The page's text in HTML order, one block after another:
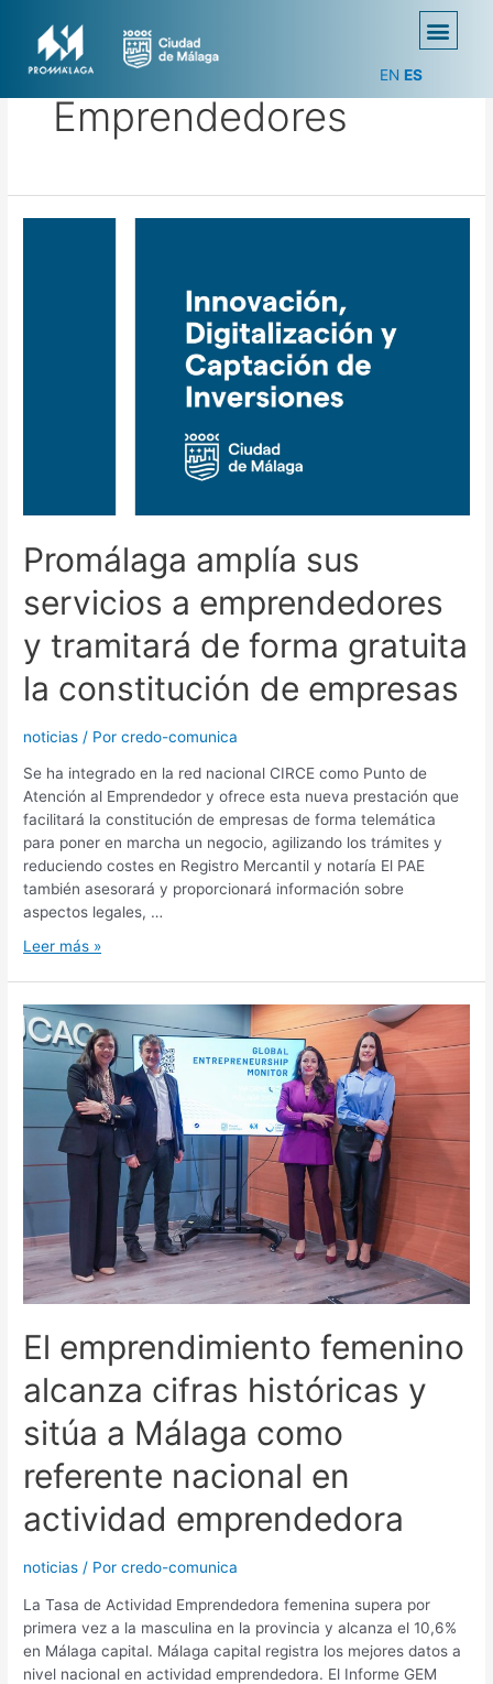
EN ES
Emprendedores
Promálaga amplía sus
servicios a emprendedores
y tramitará de forma gratuita
la constitución de empresas
noticias / Porcredo-comunica
Se ha integrado en la red nacional CIRCE como Punto de
Atención al Emprendedor y ofrece esta nueva prestación que
facilitará la constitución de empresas de forma telemática
para poner en marcha un negocio, agilizando los trámites y
reduciendo costes en Registro Mercantil y notaría El PAE
también asesorará y proporcionará información sobre
aspectos legales, …
Leer más »
El emprendimiento femenino
alcanza cifras históricas y
sitúa a Málaga como
referente nacional en
actividad emprendedora
noticias / Porcredo-comunica
La Tasa de Actividad Emprendedora femenina supera por
primera vez a la masculina en la provincia y alcanza el 10,6%
en Málaga capital. Málaga capital registra los mejores datos a
nivel nacional en actividad emprendedora. El Informe GEM